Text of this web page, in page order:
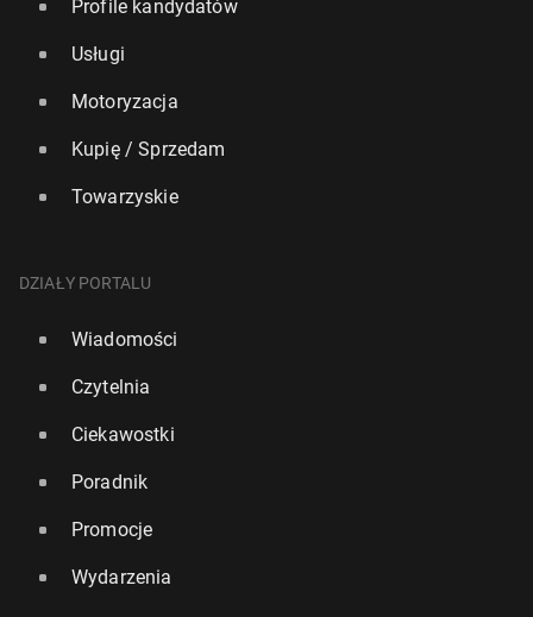
Profile kandydatów
Usługi
Motoryzacja
Kupię / Sprzedam
Towarzyskie
DZIAŁY PORTALU
Wiadomości
Czytelnia
Ciekawostki
Poradnik
Promocje
Wydarzenia